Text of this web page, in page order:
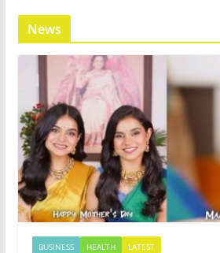
News
BUSINESS HEALTH LATEST